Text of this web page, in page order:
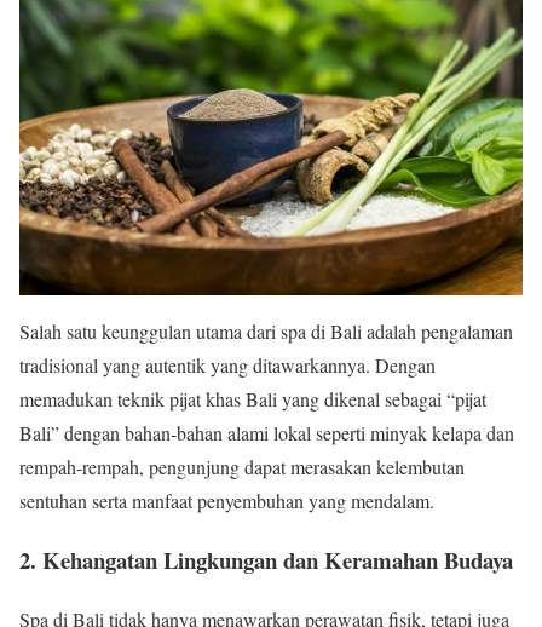
Salah satu keunggulan utama dari spa di Bali adalah pengalaman
tradisional yang autentik yang ditawarkannya. Dengan
memadukan teknik pijat khas Bali yang dikenal sebagai “pijat
Bali” dengan bahan-bahan alami lokal seperti minyak kelapa dan
rempah-rempah, pengunjung dapat merasakan kelembutan
sentuhan serta manfaat penyembuhan yang mendalam.
2. Kehangatan Lingkungan dan Keramahan Budaya
Spa di Bali tidak hanya menawarkan perawatan fisik, tetapi juga